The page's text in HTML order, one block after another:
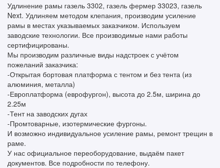
Удлинение рамы газель 3302, газель фермер 33023, газель
Next. Удлиняем методом клепания, производим усиление
рамы в местах указываемых заказчиком. Используем
заводские технологии. Все производимые нами работы
сертифицированы.
Мы производим различные виды надстроек с учётом
пожеланий заказчика:
-Открытая бортовая платформа с тентом и без тента (из
алюминия, металла)
-Европлатформа (еврофургон), высота до 2.5м, ширина до
2.25м
-Тент на заводских дугах
-Промтоварные, изотермические фургоны.
И возможно индивидуальное усиление рамы, ремонт трещин в
раме.
У нас официальное переоборудование, выдаём пакет
документов. Все подробности по телефону.